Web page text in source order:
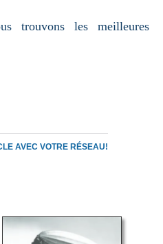
trouvons les meilleures
AVEC VOTRE RÉSEAU!